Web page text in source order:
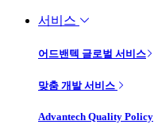
서비스
어드밴텍 글로벌 서비스
맞춤 개발 서비스
Advantech Quality Policy